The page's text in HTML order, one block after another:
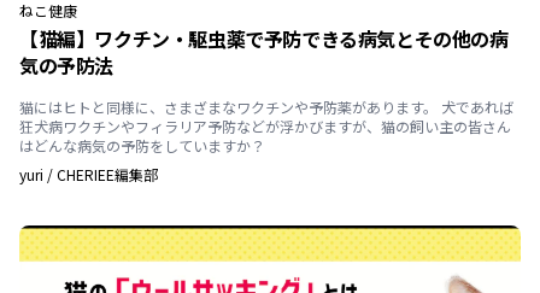
ねこ健康
【猫編】ワクチン・駆虫薬で予防できる病気とその他の病
気の予防法
猫にはヒトと同様に、さまざまなワクチンや予防薬があります。 犬であれば
狂犬病ワクチンやフィラリア予防などが浮かびますが、猫の飼い主の皆さん
はどんな病気の予防をしていますか？
yuri /CHERIEE編集部